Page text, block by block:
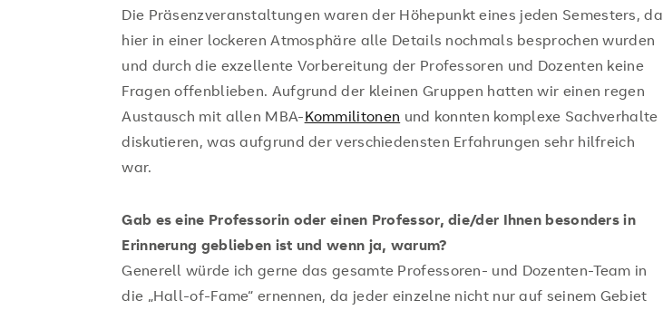
Die Präsenzveranstaltungen waren der Höhepunkt eines jeden Semesters, da
hier in einer lockeren Atmosphäre alle Details nochmals besprochen wurden
und durch die exzellente Vorbereitung der Professoren und Dozenten keine
Fragen offenblieben. Aufgrund der kleinen Gruppen hatten wir einen regen
Austausch mit allen MBA-Kommilitonen und konnten komplexe Sachverhalte
diskutieren, was aufgrund der verschiedensten Erfahrungen sehr hilfreich
war.
Gab es eine Professorin oder einen Professor, die/der Ihnen besonders in
Erinnerung geblieben ist und wenn ja, warum?
Generell würde ich gerne das gesamte Professoren- und Dozenten-Team in
die „Hall-of-Fame“ ernennen, da jeder einzelne nicht nur auf seinem Gebiet